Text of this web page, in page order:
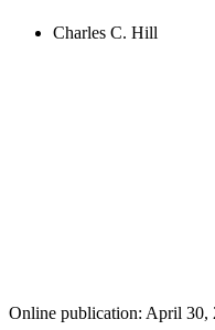
Charles C. Hill
Online publication: April 30,